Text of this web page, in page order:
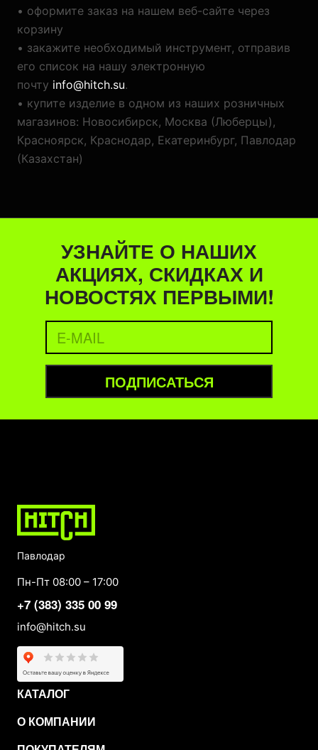
• оформите заказ на нашем веб-сайте через
корзину
• закажите необходимый инструмент, отправив
его список на нашу электронную
почту info@hitch.su.
• купите изделие в одном из наших розничных
магазинов: Новосибирск, Москва (Люберцы),
Красноярск, Краснодар, Екатеринбург, Павлодар
(Казахстан)
УЗНАЙТЕ О НАШИХ
АКЦИЯХ, СКИДКАХ И
НОВОСТЯХ ПЕРВЫМИ!
ПОДПИСАТЬСЯ
Павлодар
Пн-Пт 08:00 – 17:00
+7 (383) 335 00 99
info@hitch.su
КАТАЛОГ
О КОМПАНИИ